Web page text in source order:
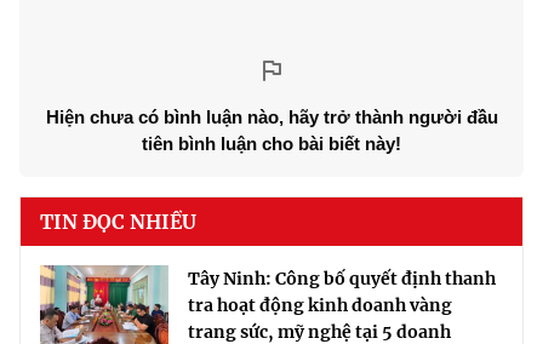
Hiện chưa có bình luận nào, hãy trở thành người đầu
tiên bình luận cho bài biết này!
TIN ĐỌC NHIỀU
Tây Ninh: Công bố quyết định thanh
tra hoạt động kinh doanh vàng
trang sức, mỹ nghệ tại 5 doanh